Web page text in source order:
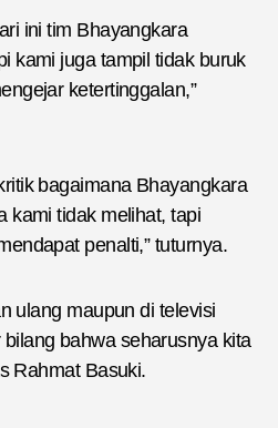
ini tim Bhayangkara
kami juga tampil tidak buruk
ketertinggalan,”
bagaimana Bhayangkara
kami tidak melihat, tapi
penalti,” tuturnya.
ulang maupun di televisi
bahwa seharusnya kita
Rahmat Basuki.